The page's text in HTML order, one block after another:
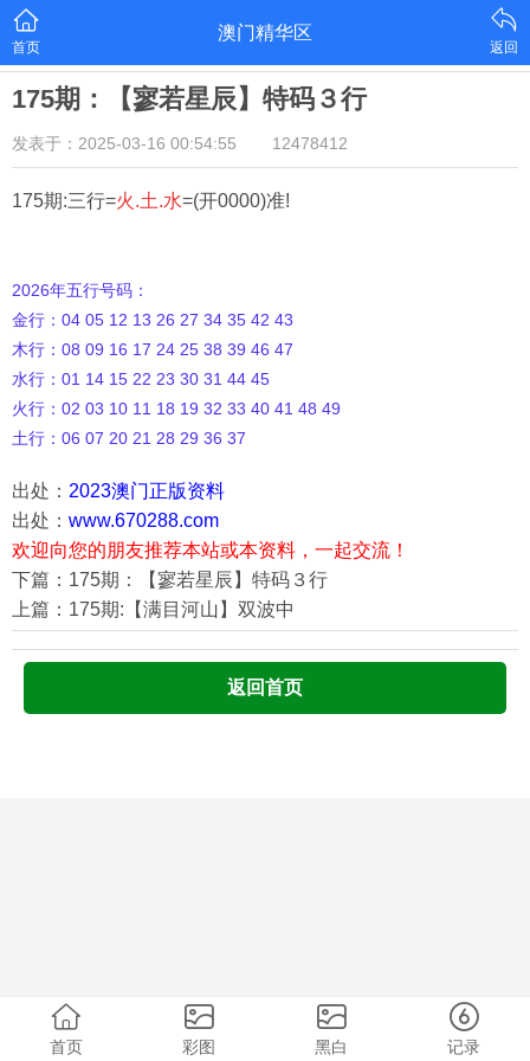
首页
澳门精华区
返回
175期：【寥若星辰】特码３行
发表于：2025-03-16 00:54:55 12478412
175期:三行=火.土.水=(开0000)准!
2026年五行号码：
金行：04 05 12 13 26 27 34 35 42 43
木行：08 09 16 17 24 25 38 39 46 47
水行：01 14 15 22 23 30 31 44 45
火行：02 03 10 11 18 19 32 33 40 41 48 49
土行：06 07 20 21 28 29 36 37
出处： 2023澳门正版资料
出处： www.670288.com
欢迎向您的朋友推荐本站或本资料，一起交流！
下篇：175期：【寥若星辰】特码３行
上篇：175期:【满目河山】双波中
返回首页
首页 彩图 黑白 记录